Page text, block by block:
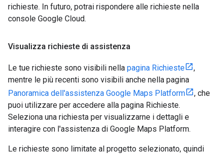
richieste. In futuro, potrai rispondere alle richieste nella
console Google Cloud.
Visualizza richieste di assistenza
Le tue richieste sono visibili nella pagina Richieste
,
mentre le più recenti sono visibili anche nella pagina
Panoramica dell'assistenza Google Maps Platform
, che
puoi utilizzare per accedere alla pagina Richieste.
Seleziona una richiesta per visualizzarne i dettagli e
interagire con l'assistenza di Google Maps Platform.
Le richieste sono limitate al progetto selezionato, quindi